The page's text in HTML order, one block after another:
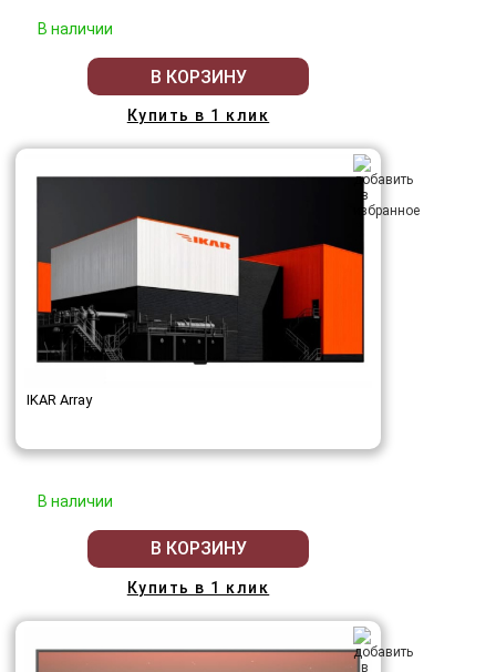
В наличии
В КОРЗИНУ
Купить в 1 клик
IKAR Array
В наличии
В КОРЗИНУ
Купить в 1 клик